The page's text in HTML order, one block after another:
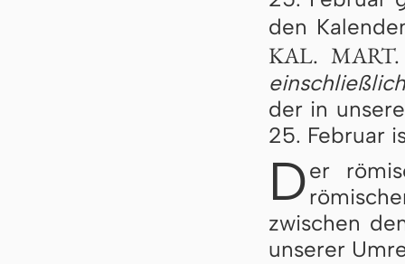
den
KAL. MART.
der in
25. Februar
Der
zwischen
unserer